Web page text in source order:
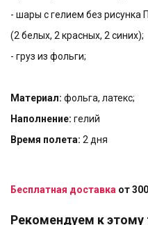
- шары с гелием без рисунка
(2 белых, 2 красных, 2 синих);
- груз из фольги;
Материал: фольга, латекс;
Наполнение: гелий
Время полета: 2 дня
Бесплатная доставка от
Рекомендуем к этому